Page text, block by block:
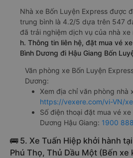
Nhà xe Bốn Luyện Express được
trung bình là 4.2/5 dựa trên 547
đã trải nghiệm dịch vụ của nhà xe
h. Thông tin liên hệ, đặt mua vé
Bình Dương đi Hậu Giang Bốn
Văn phòng xe Bốn Luyện
Dương:
Xem địa chỉ văn phòng nhà
https://vexere.com/vi-VN/
Số điện thoại đặt mua vé
Dương Hậu Giang: 1900
🚌 5. Xe Tuấn Hiệp khởi hành
Phú Thọ, Thủ Dầu Một (Bến xe